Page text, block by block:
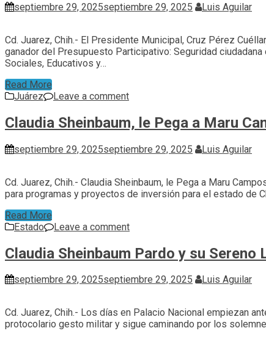
septiembre 29, 2025septiembre 29, 2025 Luis Aguilar
Cd. Juarez, Chih.- El Presidente Municipal, Cruz Pérez
ganador del Presupuesto Participativo: Seguridad
Sociales, Educativos y…
Read More
Juárez
Leave a comment
Claudia Sheinbaum, le Pega a Maru
septiembre 29, 2025septiembre 29, 2025 Luis Aguilar
Cd. Juarez, Chih.- Claudia Sheinbaum, le Pega a Maru
para programas y proyectos de inversión para el estado de
Read More
Estado
Leave a comment
Claudia Sheinbaum Pardo y su Sereno
septiembre 29, 2025septiembre 29, 2025 Luis Aguilar
Cd. Juarez, Chih.- Los días en Palacio Nacional empiezan
protocolario gesto militar y sigue caminando por los